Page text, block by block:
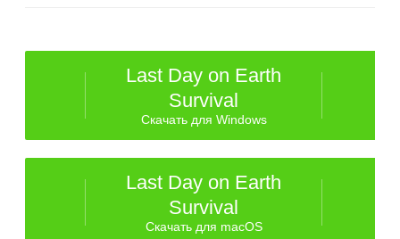
Last Day on Earth
Survival
Скачать для Windows
Last Day on Earth
Survival
Скачать для macOS